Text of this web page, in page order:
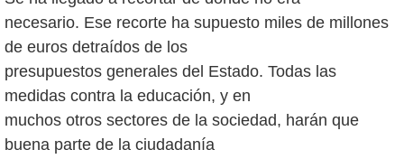
necesario. Ese recorte ha supuesto miles de millones
de euros detraídos de los
presupuestos generales del Estado. Todas las
medidas contra la educación, y en
muchos otros sectores de la sociedad, harán que
buena parte de la ciudadanía